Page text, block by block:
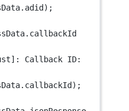
Callback ID: